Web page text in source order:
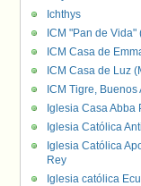
Ichthys
ICM "Pan de Vida"
ICM Casa de
ICM Casa de Luz
ICM Tigre,
Iglesia Casa
Iglesia Católica
Iglesia Católica
Rey
Iglesia católica